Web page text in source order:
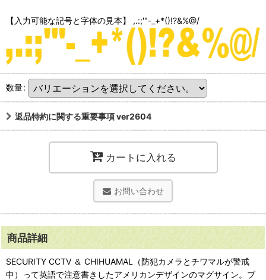
【入力可能な記号と字体の見本】 ,.:;'"-_+*()!?&%@/
数量:
返品特約に関する重要事項 ver2604
カートに入れる
お問い合わせ
商品詳細
SECURITY CCTV ＆ CHIHUAMAL（防犯カメラとチワマルが警戒
中）って英語で注意書きしたアメリカンデザインのマグサイン。ブ